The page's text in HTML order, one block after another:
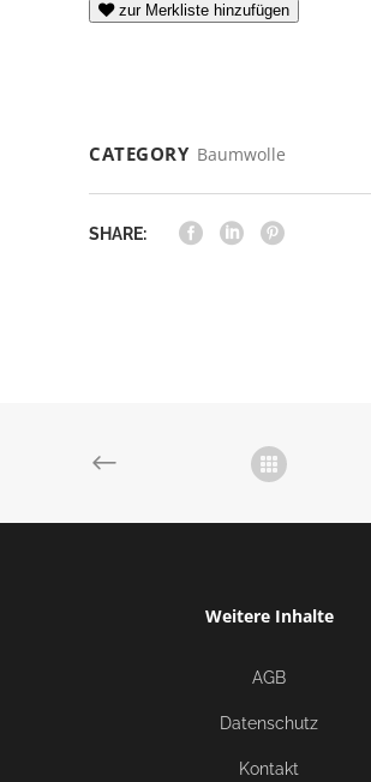
zur Merkliste hinzufügen
CATEGORY Baumwolle
SHARE:
Weitere Inhalte
AGB
Datenschutz
Kontakt